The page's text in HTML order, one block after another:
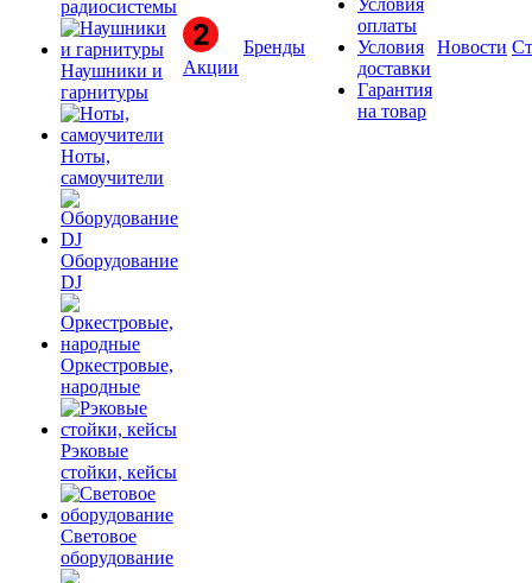
радиосистемы
Наушники и
гарнитуры
Ноты,
самоучители
Оборудование
DJ
Оркестровые,
народные
Рэковые
стойки, кейсы
Световое
оборудование
Акции
Бренды
Условия
оплаты
Условия
доставки
Гарантия
на товар
Новости